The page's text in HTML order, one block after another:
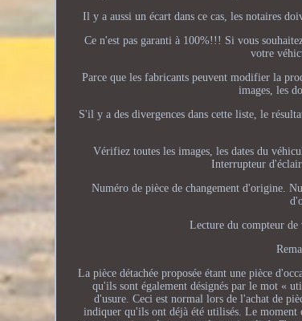
Il y a aussi un écart dans ce cas, les notaires
Ce n'est pas garanti à 100%!!! Si vous
votre
Parce que les fabricants peuvent modifier la
images, les
S'il y a des divergences dans cette liste, le
Vérifiez toutes les images, les dates du
Interrupteur
Numéro de pièce de changement d'origine.
Lecture du compteur de
La pièce détachée proposée étant une pièce
qu'ils sont également désignés par le mot «
d'usure. Ceci est normal lors de l'achat de
indiquer qu'ils ont déjà été utilisés. Le